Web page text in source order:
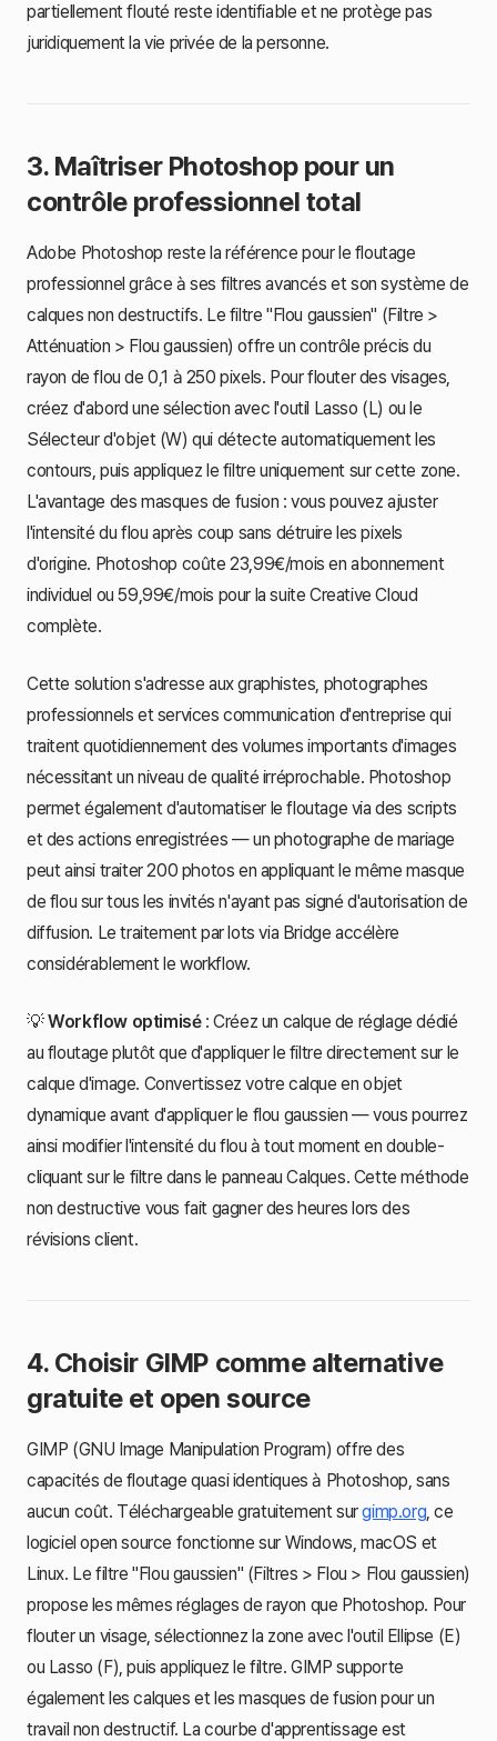
partiellement flouté reste identifiable et ne protège pas
juridiquement la vie privée de la personne.
3. Maîtriser Photoshop pour un
contrôle professionnel total
Adobe Photoshop reste la référence pour le floutage
professionnel grâce à ses filtres avancés et son système de
calques non destructifs. Le filtre "Flou gaussien" (Filtre >
Atténuation > Flou gaussien) offre un contrôle précis du
rayon de flou de 0,1 à 250 pixels. Pour flouter des visages,
créez d'abord une sélection avec l'outil Lasso (L) ou le
Sélecteur d'objet (W) qui détecte automatiquement les
contours, puis appliquez le filtre uniquement sur cette zone.
L'avantage des masques de fusion : vous pouvez ajuster
l'intensité du flou après coup sans détruire les pixels
d'origine. Photoshop coûte 23,99€/mois en abonnement
individuel ou 59,99€/mois pour la suite Creative Cloud
complète.
Cette solution s'adresse aux graphistes, photographes
professionnels et services communication d'entreprise qui
traitent quotidiennement des volumes importants d'images
nécessitant un niveau de qualité irréprochable. Photoshop
permet également d'automatiser le floutage via des scripts
et des actions enregistrées — un photographe de mariage
peut ainsi traiter 200 photos en appliquant le même masque
de flou sur tous les invités n'ayant pas signé d'autorisation de
diffusion. Le traitement par lots via Bridge accélère
considérablement le workflow.
💡Workflow optimisé: Créez un calque de réglage dédié
au floutage plutôt que d'appliquer le filtre directement sur le
calque d'image. Convertissez votre calque en objet
dynamique avant d'appliquer le flou gaussien — vous pourrez
ainsi modifier l'intensité du flou à tout moment en double-
cliquant sur le filtre dans le panneau Calques. Cette méthode
non destructive vous fait gagner des heures lors des
révisions client.
4. Choisir GIMP comme alternative
gratuite et open source
GIMP (GNU Image Manipulation Program) offre des
capacités de floutage quasi identiques à Photoshop, sans
aucun coût. Téléchargeable gratuitement surgimp.org, ce
logiciel open source fonctionne sur Windows, macOS et
Linux. Le filtre "Flou gaussien" (Filtres > Flou > Flou gaussien)
propose les mêmes réglages de rayon que Photoshop. Pour
flouter un visage, sélectionnez la zone avec l'outil Ellipse (E)
ou Lasso (F), puis appliquez le filtre. GIMP supporte
également les calques et les masques de fusion pour un
travail non destructif. La courbe d'apprentissage est